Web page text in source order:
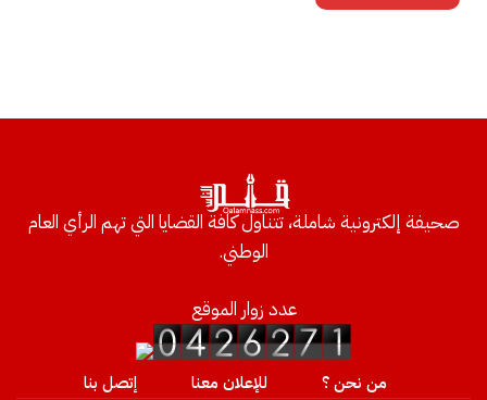
صحيفة إلكترونية شاملة، تتناول كافة القضايا التي تهم الرأي العام
الوطني.
عدد زوار الموقع
من نحن ؟ للإعلان معنا إتصل بنا